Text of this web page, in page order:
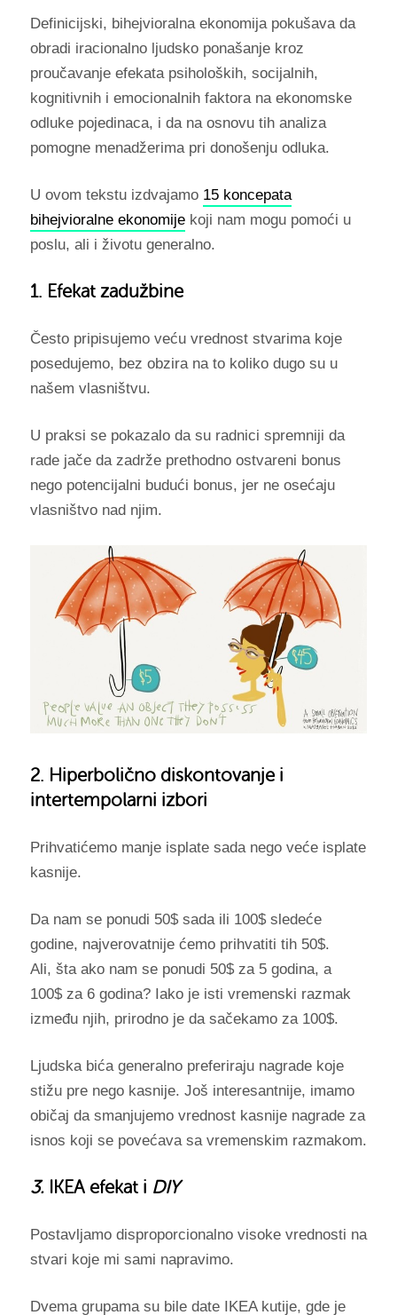
Definicijski, bihejvioralna ekonomija pokušava da
obradi iracionalno ljudsko ponašanje kroz
proučavanje efekata psiholoških, socijalnih,
kognitivnih i emocionalnih faktora na ekonomske
odluke pojedinaca, i da na osnovu tih analiza
pomogne menadžerima pri donošenju odluka.
U ovom tekstu izdvajamo 15 koncepata
bihejvioralne ekonomijekoji nam mogu pomoći u
poslu, ali i životu generalno.
1. Efekat zadužbine
Često pripisujemo veću vrednost stvarima koje
posedujemo, bez obzira na to koliko dugo su u
našem vlasništvu.
U praksi se pokazalo da su radnici spremniji da
rade jače da zadrže prethodno ostvareni bonus
nego potencijalni budući bonus, jer ne osećaju
vlasništvo nad njim.
2. Hiperbolično diskontovanje i
intertempolarni izbori
Prihvatićemo manje isplate sada nego veće isplate
kasnije.
Da nam se ponudi 50$ sada ili 100$ sledeće
godine, najverovatnije ćemo prihvatiti tih 50$.
Ali, šta ako nam se ponudi 50$ za 5 godina, a
100$ za 6 godina? Iako je isti vremenski razmak
između njih, prirodno je da sačekamo za 100$.
Ljudska bića generalno preferiraju nagrade koje
stižu pre nego kasnije. Još interesantnije, imamo
običaj da smanjujemo vrednost kasnije nagrade za
isnos koji se povećava sa vremenskim razmakom.
3. IKEA efekat i DIY
Postavljamo disproporcionalno visoke vrednosti na
stvari koje mi sami napravimo.
Dvema grupama su bile date IKEA kutije, gde je